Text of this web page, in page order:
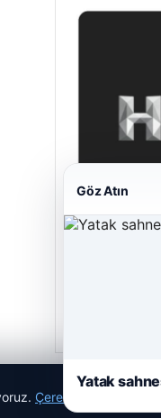
Çerez Politikamız
Göz Atın
Yatak